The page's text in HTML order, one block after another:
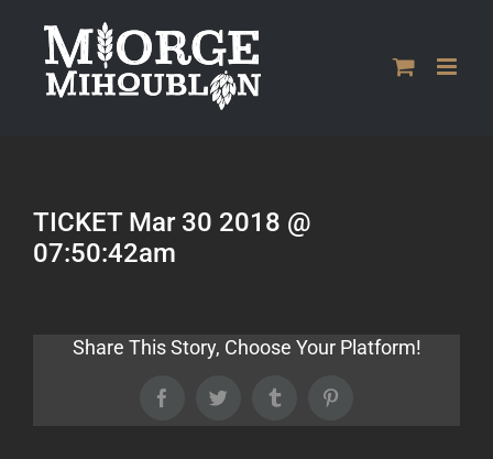
contenu
TICKET Mar 30 2018 @
07:50:42am
Share This Story, Choose Your Platform!
FacebookTwitter Tumblr